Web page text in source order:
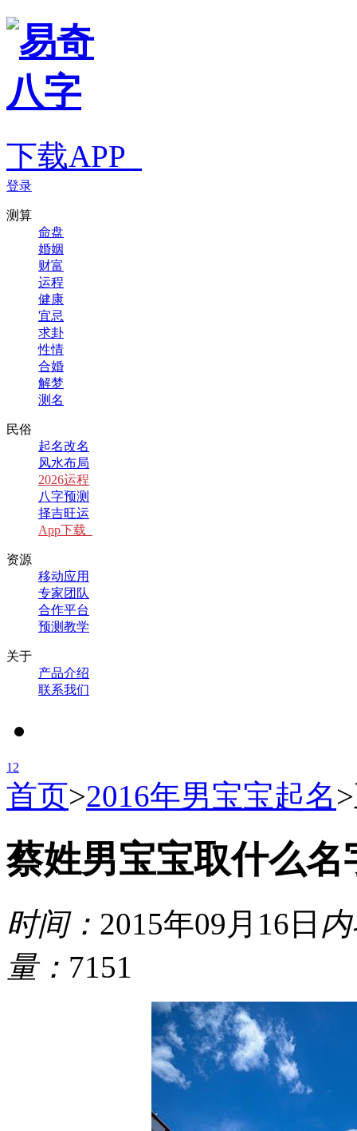
下载APP
登录
测算
命盘
婚姻
财富
运程
健康
宜忌
求卦
性情
合婚
解梦
测名
民俗
起名改名
风水布局
2026运程
八字预测
择吉旺运
App下载
资源
移动应用
专家团队
合作平台
预测教学
关于
产品介绍
联系我们
首页 2016年男宝宝起名
蔡姓男宝宝取什么名
时间： 2015年09月16日
量： 7151